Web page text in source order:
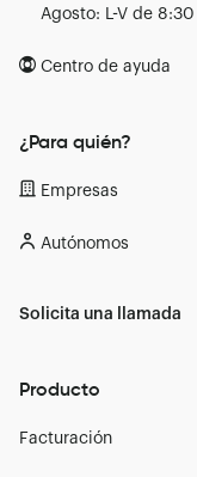
Agosto: L-V de
Centro de ayuda
¿Para quién?
Empresas
Autónomos
Solicita una llamada
Producto
Facturación